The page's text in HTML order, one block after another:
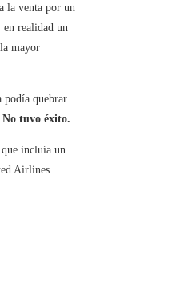
la venta por un
en realidad un
mayor
podía quebrar
No tuvo éxito.